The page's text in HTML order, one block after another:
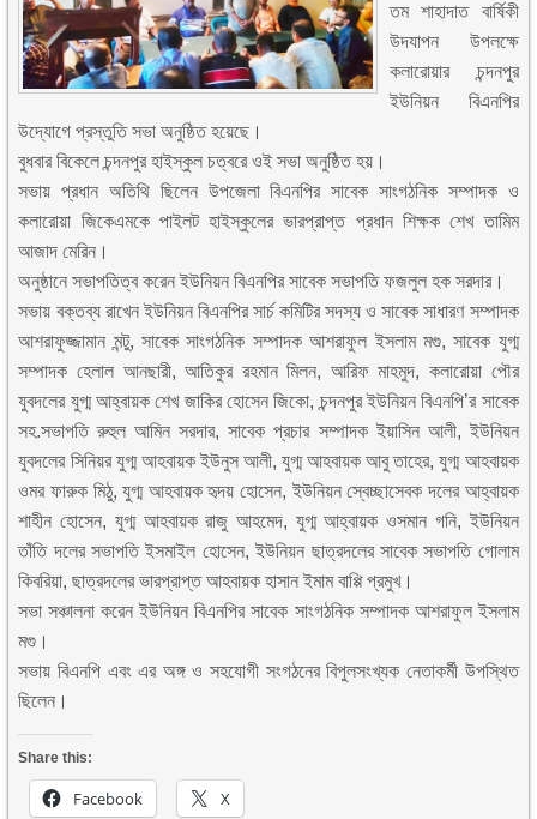
তম শাহাদাত বার্ষিকী
উদযাপন উপলক্ষে
কলারোয়ার চন্দনপুর
ইউনিয়ন বিএনপির
উদ্যোগে প্রস্তুতি সভা অনুষ্ঠিত হয়েছে।
বুধবার বিকেলে চন্দনপুর হাইস্কুল চত্বরে ওই সভা অনুষ্ঠিত হয়।
সভায় প্রধান অতিথি ছিলেন উপজেলা বিএনপির সাবেক সাংগঠনিক সম্পাদক ও
কলারোয়া জিকেএমকে পাইলট হাইস্কুলের ভারপ্রাপ্ত প্রধান শিক্ষক শেখ তামিম
আজাদ মেরিন।
অনুষ্ঠানে সভাপতিত্ব করেন ইউনিয়ন বিএনপির সাবেক সভাপতি ফজলুল হক সরদার।
সভায় বক্তব্য রাখেন ইউনিয়ন বিএনপির সার্চ কমিটির সদস্য ও সাবেক সাধারণ সম্পাদক
আশরাফুজ্জামান মন্টু, সাবেক সাংগঠনিক সম্পাদক আশরাফুল ইসলাম মগু, সাবেক যুগ্ম
সম্পাদক হেলাল আনছারী, আতিকুর রহমান মিলন, আরিফ মাহমুদ, কলারোয়া পৌর
যুবদলের যুগ্ম আহ্বায়ক শেখ জাকির হোসেন জিকো, চন্দনপুর ইউনিয়ন বিএনপি’র সাবেক
সহ.সভাপতি রুহুল আমিন সরদার, সাবেক প্রচার সম্পাদক ইয়াসিন আলী, ইউনিয়ন
যুবদলের সিনিয়র যুগ্ম আহবায়ক ইউনুস আলী, যুগ্ম আহবায়ক আবু তাহের, যুগ্ম আহবায়ক
ওমর ফারুক মিঠু, যুগ্ম আহবায়ক হৃদয় হোসেন, ইউনিয়ন স্বেচ্ছাসেবক দলের আহ্বায়ক
শাহীন হোসেন, যুগ্ম আহবায়ক রাজু আহমেদ, যুগ্ম আহ্বায়ক ওসমান গনি, ইউনিয়ন
তাঁতি দলের সভাপতি ইসমাইল হোসেন, ইউনিয়ন ছাত্রদলের সাবেক সভাপতি গোলাম
কিবরিয়া, ছাত্রদলের ভারপ্রাপ্ত আহবায়ক হাসান ইমাম বাপ্পি প্রমুখ।
সভা সঞ্চালনা করেন ইউনিয়ন বিএনপির সাবেক সাংগঠনিক সম্পাদক আশরাফুল ইসলাম
মগু।
সভায় বিএনপি এবং এর অঙ্গ ও সহযোগী সংগঠনের বিপুলসংখ্যক নেতাকর্মী উপস্থিত
ছিলেন।
Share this:
Facebook X